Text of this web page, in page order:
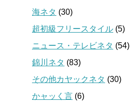
海ネタ (30)
超初級フリースタイル (5)
ニュース・テレビネタ (54)
錦川ネタ (83)
その他カヤックネタ (30)
かャッく言 (6)